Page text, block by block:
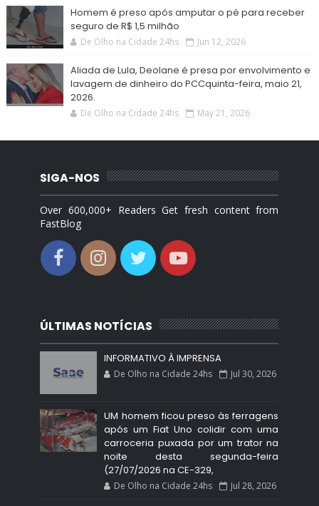
Homem é preso após amputar o pé para receber
seguro de R$ 1,5 milhão
De Olho na Cidade 24hs Jun 12, 2026
Aliada de Lula, Deolane é presa por envolvimento e
lavagem de dinheiro do PCCquinta-feira, maio 21,
2026.
De Olho na Cidade 24hs May 21, 2026
SIGA-NOS
Over 600,000+ Readers Get fresh content from
FastBlog
ÚLTIMAS NOTÍCIAS
INFORMATIVO À IMPRENSA
De Olho na Cidade 24hs Jul 30, 2026
UM homem ficou preso às ferragens
após um Fiat Uno colidir com uma
carroceria puxada por um trator na
noite desta segunda-feira
(27/07/2026 na CE-329,
De Olho na Cidade 24hs Jul 28, 2026